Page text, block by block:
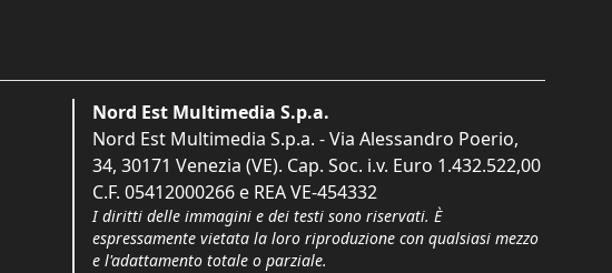
Nord Est Multimedia S.p.a.
Nord Est Multimedia S.p.a. - Via Alessandro Poerio,
34, 30171 Venezia (VE). Cap. Soc. i.v. Euro 1.432.522,00
C.F. 05412000266 e REA VE-454332
I diritti delle immagini e dei testi sono riservati. È
espressamente vietata la loro riproduzione con qualsiasi mezzo
e l'adattamento totale o parziale.